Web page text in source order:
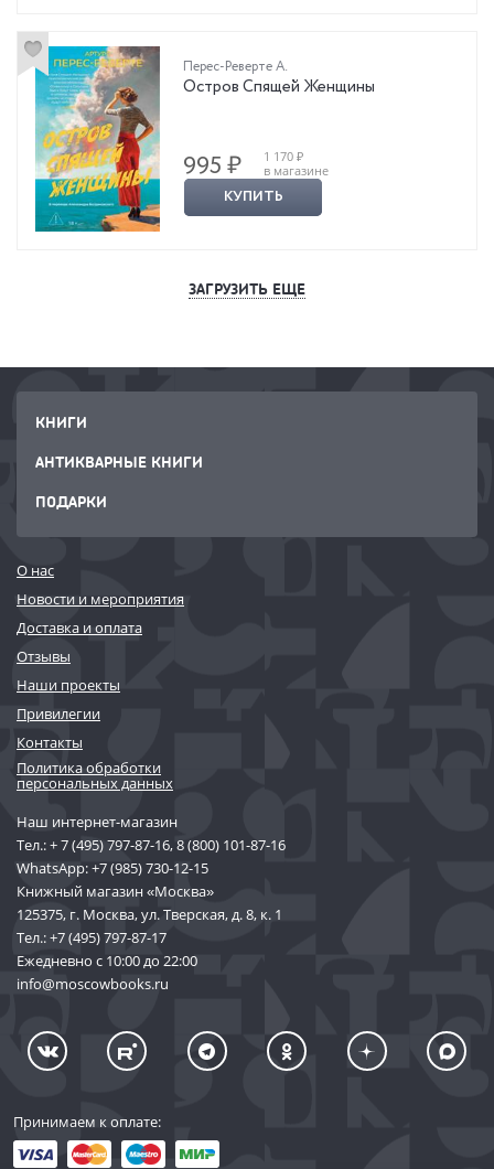
Перес-Реверте А.
Остров Спящей Женщины
995 ₽
1 170 ₽
в магазине
КУПИТЬ
ЗАГРУЗИТЬ ЕЩЕ
КНИГИ
АНТИКВАРНЫЕ КНИГИ
ПОДАРКИ
О нас
Новости и мероприятия
Доставка и оплата
Отзывы
Наши проекты
Привилегии
Контакты
Политика обработки
персональных данных
Наш интернет-магазин
Тел.:+ 7 (495) 797-87-16,8 (800) 101-87-16
WhatsApp:+7 (985) 730-12-15
Книжный магазин «Москва»
125375, г. Москва, ул. Тверская, д. 8, к. 1
Тел.:+7 (495) 797-87-17
Ежедневно с 10:00 до 22:00
info@moscowbooks.ru
Принимаем к оплате: